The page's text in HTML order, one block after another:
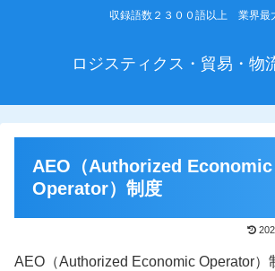
収録語数２３００語以上 業界最
ロジスティクス・貿易・物
AEO（Authorized Economic
Operator）制度
AEO（Authorized Economic Operator）